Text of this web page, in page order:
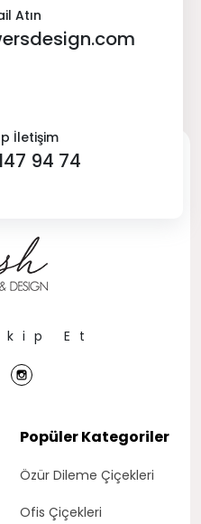
Atın
İletişim
94 74
Popüler Kategoriler
Özür Dileme Çiçekleri
Ofis Çiçekleri
Et